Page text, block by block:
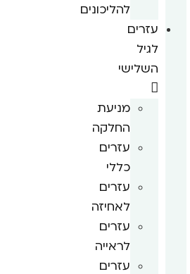
להליכונים
עזרים
לגיל
השלישי
מניעת
החלקה
עזרים
כללי
עזרים
לאחיזה
עזרים
לראייה
עזרים